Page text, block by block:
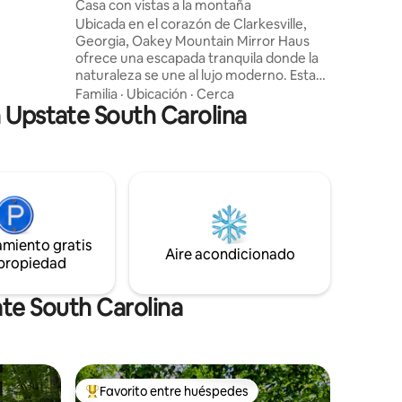
Casa con vistas a la montaña
Ubicada en el corazón de Clarkesville,
Georgia, Oakey Mountain Mirror Haus
ofrece una escapada tranquila donde la
naturaleza se une al lujo moderno. Esta
acogedora minicasa, cuidadosamente
diseñada, es un paraíso para aquellos que
buscan serenidad. Con paredes
servicios de lujo. Perfecto para parejas o
personas que viajan solas, este refugio
único te invita a relajarte, recargar
energías y conectar con la belleza de las
Familia · Ubicación · Cerca
South Carolina
gratis
Aire acondicionado
South Carolina
Favorito entre huéspedes